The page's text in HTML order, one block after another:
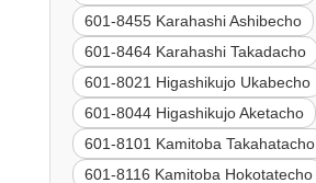
601-8455 Karahashi Ashibecho
601-8464 Karahashi Takadacho
601-8021 Higashikujo Ukabecho
601-8044 Higashikujo Aketacho
601-8101 Kamitoba Takahatacho
601-8116 Kamitoba Hokotatecho